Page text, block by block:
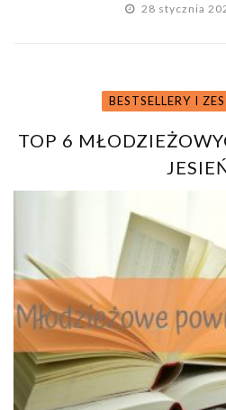
28 stycznia
BESTSELLERY I
TOP 6